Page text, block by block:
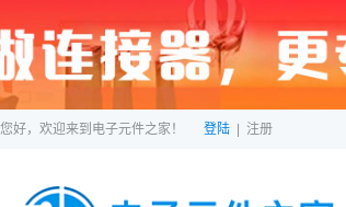
您好，欢迎来到电子元件之家！ 登陆 注册